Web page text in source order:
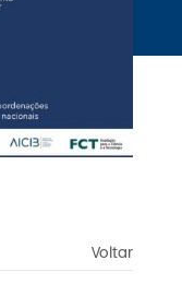
Voltar